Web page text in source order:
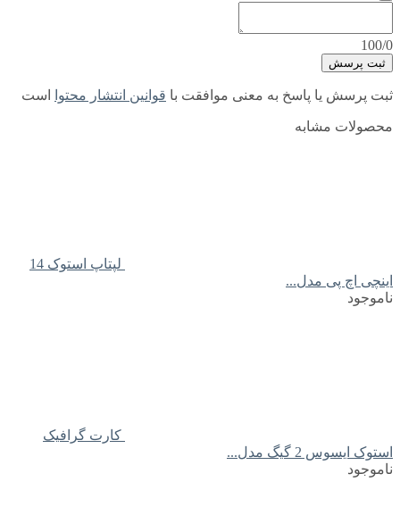
100/0
ثبت پرسش
ثبت پرسش یا پاسخ به معنی موافقت با قوانین انتشار محتوا است
محصولات مشابه
لپتاپ استوک 14
اینچی اچ پی مدل...
ناموجود
کارت گرافیک
استوک ایسوس 2 گیگ مدل...
ناموجود